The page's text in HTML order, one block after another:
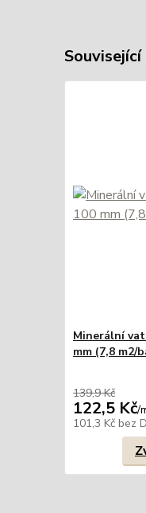
Související
Minerální
mm (7,8 m2/
139,9 Kč
122,5 Kč/
101,3 Kč bez